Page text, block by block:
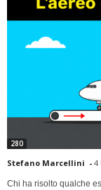
280
Stefano Marcellini - 4
Chi ha risolto qualche